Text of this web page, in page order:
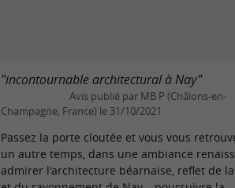
"incontournable architectural à Nay"
Avis publié par MB P (Châlons-en-
Champagne, France) le 31/10/2021
Passez la porte cloutée et vous vous
un autre temps, dans une ambiance
admirer l'architecture béarnaise, reflet de